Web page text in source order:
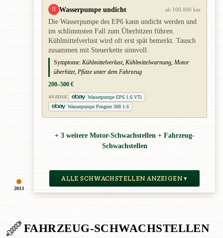
2013
!! Wasserpumpe undicht ab 100.000 km
Die Wasserpumpe des EP6 kann undicht werden und
im schlimmsten Fall zum Überhitzen führen.
Kühlmittelverlust wird oft erst spät bemerkt. Tausch
zusammen mit Steuerkette sinnvoll.
Symptome: Kühlmittelverlust, Kühlmittelwarnung, Motor
überhitzt, Pfütze unter dem Fahrzeug
200–500 €
ANZEIGE
Wasserpumpe EP6 1.6 VTi
Wasserpumpe Peugeot 308 1.6
+ 3 weitere Motor-Schwachstellen + Fahrzeug-
Schwachstellen
ALLE SCHWACHSTELLEN ANZEIGEN ▾
FAHRZEUG-SCHWACHSTELLEN